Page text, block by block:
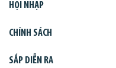
HỘI NHẬP
CHÍNH SÁCH
SẮP DIỄN RA